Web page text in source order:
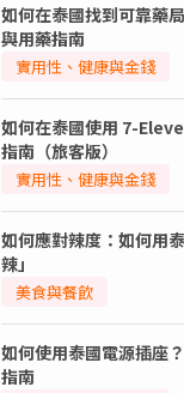
如何在泰國找到可靠藥
與用藥指南
實用性、健康與金錢
如何在泰國使用 7-
指南（旅客版）
實用性、健康與金錢
如何應對辣度：如何用
辣」
美食與餐飲
如何使用泰國電源插座
指南